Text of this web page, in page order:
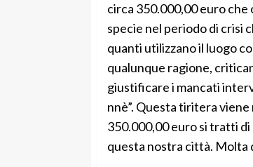
circa 350.000,00 euro che
specie nel periodo di crisi
quanti utilizzano il luogo
qualunque ragione,
giustificare i mancati
nnè”. Questa tiritera
350.000,00 euro si tratti
questa nostra città. Molta